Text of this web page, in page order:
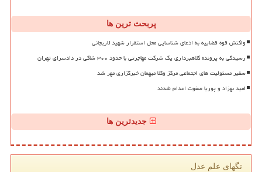
پربحث ترین ها
واکنش قوه قضاییه به ادعای شناسایی محل استقرار شهید لاریجانی
رسیدگی به پرونده کلاهبرداری یک شرکت مهاجرتی با حدود ۳۰۰ شاکی در دادسرای تهران
سفیر مسئولیت های اجتماعی مرکز وکلا میهمان خبرگزاری مهر شد
امید بهزاد و پوریا صفوت اعدام شدند
جدیدترین ها
تگهای علم عدل